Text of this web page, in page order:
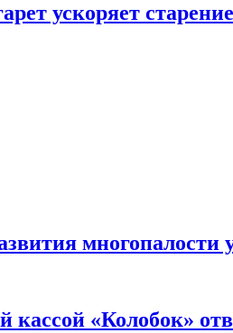
ускоряет
многопалости
«Колобок»